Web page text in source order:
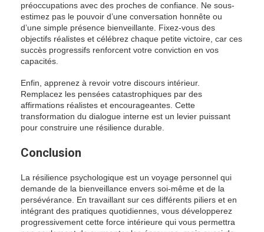
préoccupations avec des proches de confiance. Ne sous-
estimez pas le pouvoir d’une conversation honnête ou
d’une simple présence bienveillante. Fixez-vous des
objectifs réalistes et célébrez chaque petite victoire, car ces
succès progressifs renforcent votre conviction en vos
capacités.
Enfin, apprenez à revoir votre discours intérieur.
Remplacez les pensées catastrophiques par des
affirmations réalistes et encourageantes. Cette
transformation du dialogue interne est un levier puissant
pour construire une résilience durable.
Conclusion
La résilience psychologique est un voyage personnel qui
demande de la bienveillance envers soi-même et de la
persévérance. En travaillant sur ces différents piliers et en
intégrant des pratiques quotidiennes, vous développerez
progressivement cette force intérieure qui vous permettra